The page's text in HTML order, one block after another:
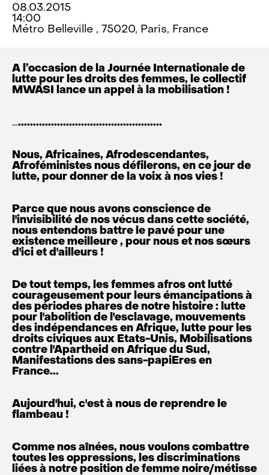
08.03.2015
14:00
Métro Belleville , 75020, Paris, France
A l’occasion de la Journée Internationale de
lutte pour les droits des femmes, le collectif
MWASI lance un appel à la mobilisation !
…................................................
Nous, Africaines, Afrodescendantes,
Afroféministes nous défilerons, en ce jour de
lutte, pour donner de la voix à nos vies !
Parce que nous avons conscience de
l'invisibilité de nos vécus dans cette société,
nous entendons battre le pavé pour une
existence meilleure , pour nous et nos sœurs
d'ici et d'ailleurs !
De tout temps, les femmes afros ont lutté
courageusement pour leurs émancipations à
des périodes phares de notre histoire : lutte
pour l'abolition de l'esclavage, mouvements
des indépendances en Afrique, lutte pour les
droits civiques aux Etats-Unis, Mobilisations
contre l'Apartheid en Afrique du Sud,
Manifestations des sans-papiEres en
France...
Aujourd'hui, c'est à nous de reprendre le
flambeau !
Comme nos aînées, nous voulons combattre
toutes les oppressions, les discriminations
liées à notre position de femme noire/métisse